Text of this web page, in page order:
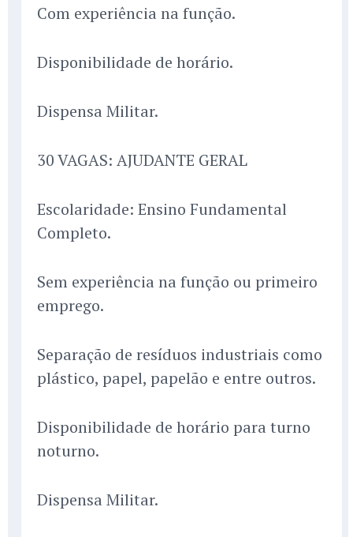
Com experiência na função.
Disponibilidade de horário.
Dispensa Militar.
30 VAGAS: AJUDANTE GERAL
Escolaridade: Ensino Fundamental
Completo.
Sem experiência na função ou primeiro
emprego.
Separação de resíduos industriais como
plástico, papel, papelão e entre outros.
Disponibilidade de horário para turno
noturno.
Dispensa Militar.